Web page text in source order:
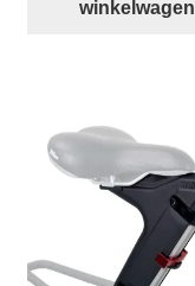
winkelwagen